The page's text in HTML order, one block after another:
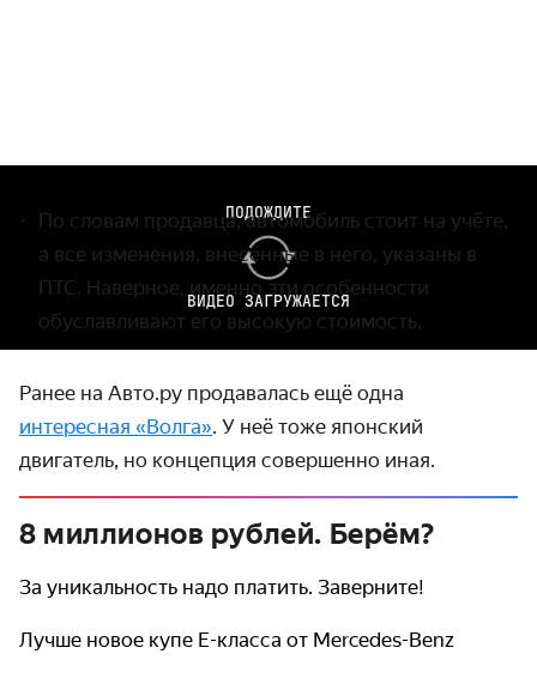
ПОДОЖДИТЕ
ВИДЕО ЗАГРУЖАЕТСЯ
По словам продавца, автомобиль стоит на учёте,
а все изменения, внесённые в него, указаны в
ПТС. Наверное, именно эти особенности
обуславливают его высокую стоимость.
Ранее на Авто.ру продавалась ещё одна
интересная «Волга». У неё тоже японский
двигатель, но концепция совершенно иная.
8 миллионов рублей. Берём?
За уникальность надо платить. Заверните!
Лучше новое купе Е-класса от Mercedes-Benz